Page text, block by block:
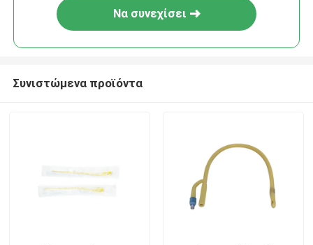
Να συνεχίσει
Συνιστώμενα προϊόντα